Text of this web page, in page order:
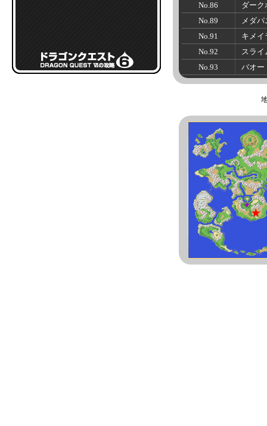
No.86
ダーク
No.89
メダ
No.91
キメイ
No.92
スライ
No.93
バオー